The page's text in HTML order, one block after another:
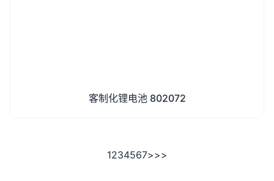
客制化锂电池 802072
1234567>>>